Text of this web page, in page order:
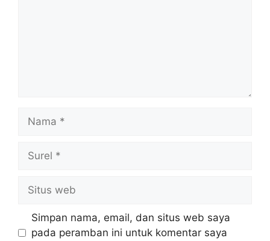
web
Simpan nama, email, dan situs web saya
pada peramban ini untuk komentar saya